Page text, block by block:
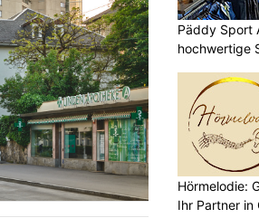
Päddy Sport
hochwertige
Hörmelodie:
Ihr Partner in